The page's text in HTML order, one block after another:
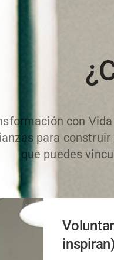
con
para
que puedes
inspiran)